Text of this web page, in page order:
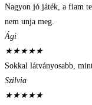
Nagyon jó játék, a fiam
nem unja meg.
Ági
★★★★★
Sokkal látványosabb,
Szilvia
★★★★★